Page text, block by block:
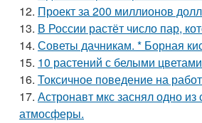
12. Проект за 200 миллионов
13. В России растёт число пар,
14. Советы дачникам. * Борная
15. 10 растений с белыми
16. Токсичное поведение на
17. Астронавт мкс заснял одно
атмосферы.